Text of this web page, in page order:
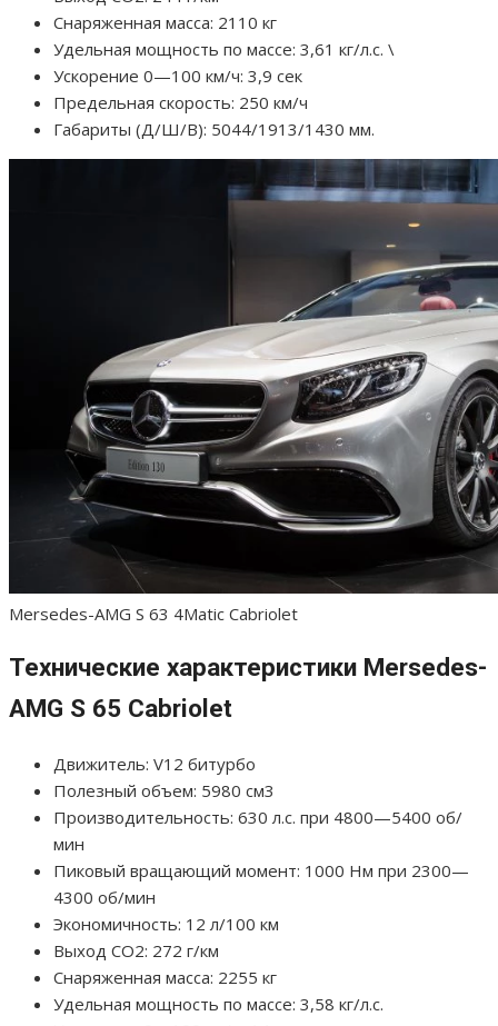
Снаряженная масса: 2110 кг
Удельная мощность по массе: 3,61 кг/л.с. \
Ускорение 0—100 км/ч: 3,9 сек
Предельная скорость: 250 км/ч
Габариты (Д/Ш/В): 5044/1913/1430 мм.
Mersedes-AMG S 63 4Matic Cabriolet
Технические характеристики Mersedes-
AMG S 65 Cabriolet
Движитель: V12 битурбо
Полезный объем: 5980 см3
Производительность: 630 л.с. при 4800—5400 об/
мин
Пиковый вращающий момент: 1000 Нм при 2300—
4300 об/мин
Экономичность: 12 л/100 км
Выход СО2: 272 г/км
Снаряженная масса: 2255 кг
Удельная мощность по массе: 3,58 кг/л.с.